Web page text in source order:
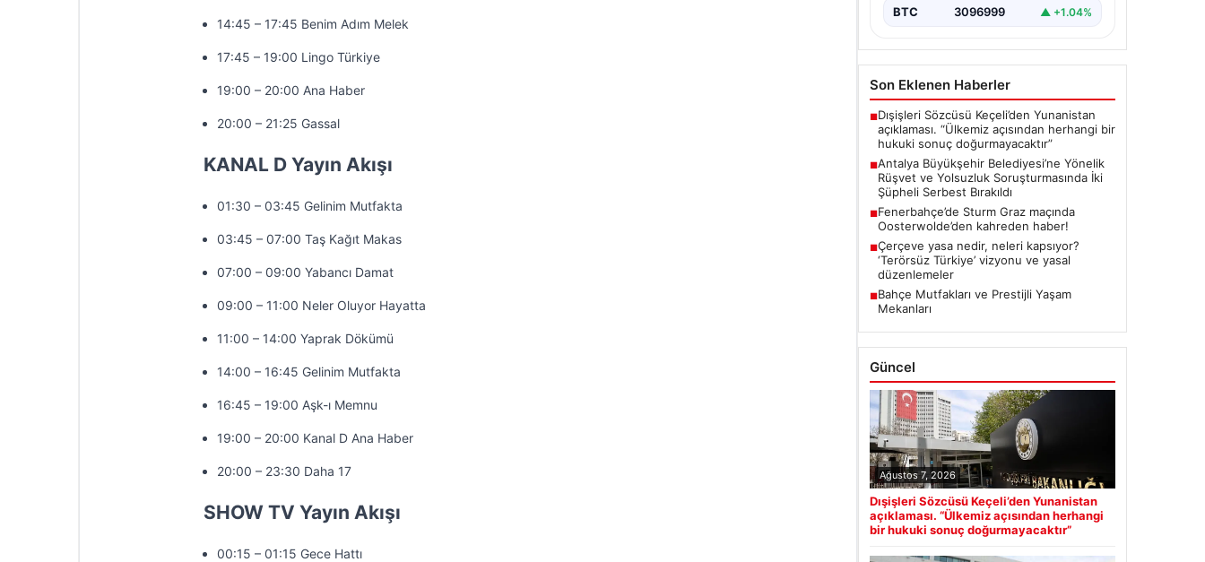
14:45 – 17:45 Benim Adım Melek
17:45 – 19:00 Lingo Türkiye
19:00 – 20:00 Ana Haber
20:00 – 21:25 Gassal
KANAL D Yayın Akışı
01:30 – 03:45 Gelinim Mutfakta
03:45 – 07:00 Taş Kağıt Makas
07:00 – 09:00 Yabancı Damat
09:00 – 11:00 Neler Oluyor Hayatta
11:00 – 14:00 Yaprak Dökümü
14:00 – 16:45 Gelinim Mutfakta
16:45 – 19:00 Aşk-ı Memnu
19:00 – 20:00 Kanal D Ana Haber
20:00 – 23:30 Daha 17
SHOW TV Yayın Akışı
00:15 – 01:15 Gece Hattı
önemli gelişmeler yaşandı.
BTC 3096999 ▲ +1.04%
Son Eklenen Haberler
■Dışişleri Sözcüsü Keçeli’den Yunanistan
açıklaması. “Ülkemiz açısından herhangi bir
hukuki sonuç doğurmayacaktır”
■Antalya Büyükşehir Belediyesi’ne Yönelik
Rüşvet ve Yolsuzluk Soruşturmasında İki
Şüpheli Serbest Bırakıldı
■Fenerbahçe’de Sturm Graz maçında
Oosterwolde’den kahreden haber!
■Çerçeve yasa nedir, neleri kapsıyor?
‘Terörsüz Türkiye’ vizyonu ve yasal
düzenlemeler
■Bahçe Mutfakları ve Prestijli Yaşam
Mekanları
Güncel
Ağustos 7, 2026
Dışişleri Sözcüsü Keçeli’den Yunanistan
açıklaması. “Ülkemiz açısından herhangi
bir hukuki sonuç doğurmayacaktır”